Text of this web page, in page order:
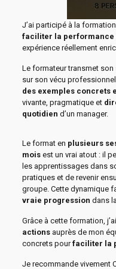
J’ai participé à la
faciliter la performance
expérience réellement
Le formateur transmet
sur son vécu
des exemples concrets
vivante, pragmatique et
quotidien d’un manager.
Le format en plusieurs
moisest un vrai atout : il
les apprentissages dans
pratiques et de revenir
groupe. Cette dynamique
vraie progression dans
Grâce à cette formation,
actionsauprès de mon
concrets pourfaciliter la
Je recommande vivement